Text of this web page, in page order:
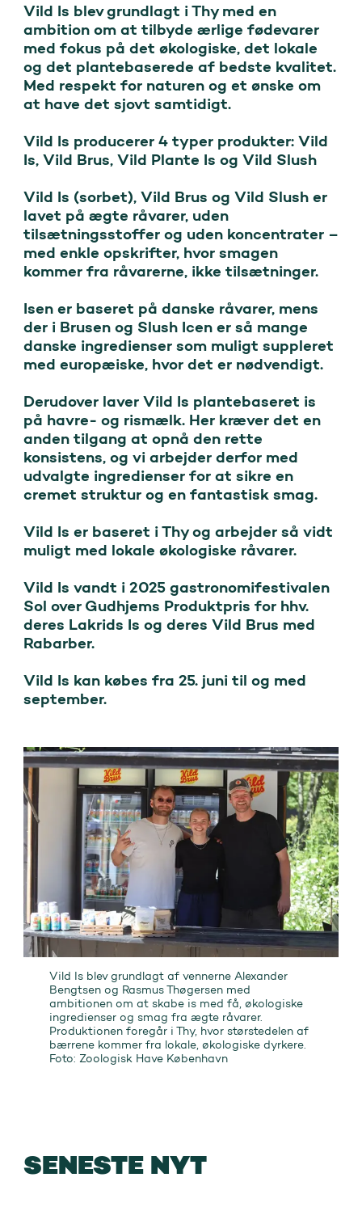
Vild Is blev grundlagt i Thy med en
ambition om at tilbyde ærlige fødevarer
med fokus på det økologiske, det lokale
og det plantebaserede af bedste kvalitet.
Med respekt for naturen og et ønske om
at have det sjovt samtidigt.
Vild Is producerer 4 typer produkter: Vild
Is, Vild Brus, Vild Plante Is og Vild Slush
Vild Is (sorbet), Vild Brus og Vild Slush er
lavet på ægte råvarer, uden
tilsætningsstoffer og uden koncentrater –
med enkle opskrifter, hvor smagen
kommer fra råvarerne, ikke tilsætninger.
Isen er baseret på danske råvarer, mens
der i Brusen og Slush Icen er så mange
danske ingredienser som muligt suppleret
med europæiske, hvor det er nødvendigt.
Derudover laver Vild Is plantebaseret is
på havre- og rismælk. Her kræver det en
anden tilgang at opnå den rette
konsistens, og vi arbejder derfor med
udvalgte ingredienser for at sikre en
cremet struktur og en fantastisk smag.
Vild Is er baseret i Thy og arbejder så vidt
muligt med lokale økologiske råvarer.
Vild Is vandt i 2025 gastronomifestivalen
Sol over Gudhjems Produktpris for hhv.
deres Lakrids Is og deres Vild Brus med
Rabarber.
Vild Is kan købes fra 25. juni til og med
september.
Vild Is blev grundlagt af vennerne Alexander
Bengtsen og Rasmus Thøgersen med
ambitionen om at skabe is med få, økologiske
ingredienser og smag fra ægte råvarer.
Produktionen foregår i Thy, hvor størstedelen af
bærrene kommer fra lokale, økologiske dyrkere.
Foto: Zoologisk Have København
SENESTE NYT